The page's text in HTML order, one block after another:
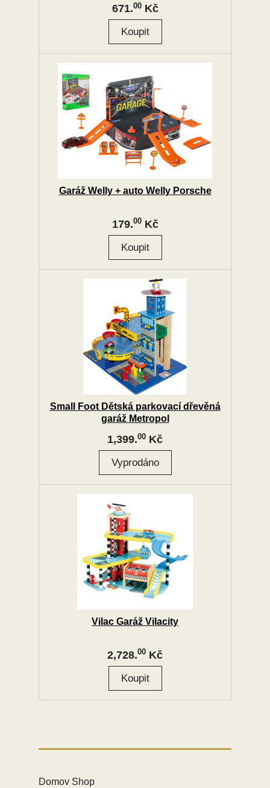
671.00Kč
Garáž Welly + auto Welly Porsche
179.00Kč
Small Foot Dětská parkovací dřevěná
garáž Metropol
1,399.00 Kč
Vilac Garáž Vilacity
2,728.00 Kč
Domov Shop